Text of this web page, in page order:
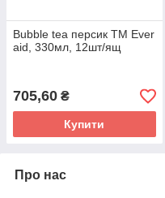
Bubble tea персик ТМ Ever
aid, 330мл, 12шт/ящ
705,60 ₴
Купити
Про нас